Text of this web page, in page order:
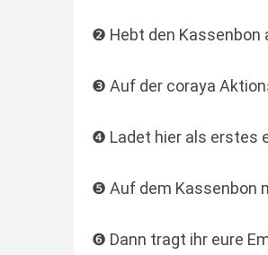
❷ Hebt den Kassenbon
❸ Auf der coraya
❹ Ladet hier als erstes
❺ Auf dem Kassenbon
❻ Dann tragt ihr eure